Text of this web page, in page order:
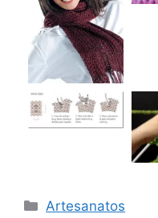
Categorias
Artesanatos